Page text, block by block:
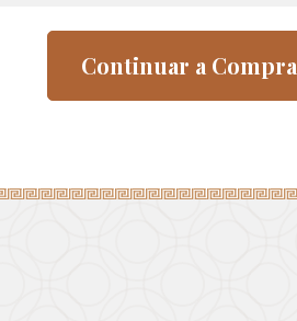
Continuar a Compra